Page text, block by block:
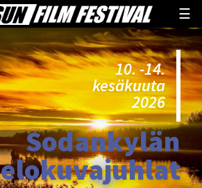
☰
10. -14.
kesäkuuta
2026
Sodankylän
elokuvajuhlat